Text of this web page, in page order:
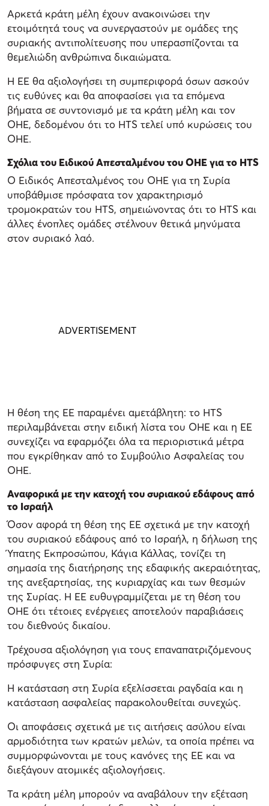
Αρκετά κράτη μέλη έχουν ανακοινώσει την
ετοιμότητά τους να συνεργαστούν με ομάδες της
συριακής αντιπολίτευσης που υπερασπίζονται τα
θεμελιώδη ανθρώπινα δικαιώματα.
Η ΕΕ θα αξιολογήσει τη συμπεριφορά όσων ασκούν
τις ευθύνες και θα αποφασίσει για τα επόμενα
βήματα σε συντονισμό με τα κράτη μέλη και τον
ΟΗΕ, δεδομένου ότι το HTS τελεί υπό κυρώσεις του
ΟΗΕ.
Σχόλια του Ειδικού Απεσταλμένου του ΟΗΕ για το HTS
Ο Ειδικός Απεσταλμένος του ΟΗΕ για τη Συρία
υποβάθμισε πρόσφατα τον χαρακτηρισμό
τρομοκρατών του HTS, σημειώνοντας ότι το HTS και
άλλες ένοπλες ομάδες στέλνουν θετικά μηνύματα
στον συριακό λαό.
Η θέση της ΕΕ παραμένει αμετάβλητη: το HTS
περιλαμβάνεται στην ειδική λίστα του ΟΗΕ και η ΕΕ
συνεχίζει να εφαρμόζει όλα τα περιοριστικά μέτρα
που εγκρίθηκαν από το Συμβούλιο Ασφαλείας του
ΟΗΕ.
Αναφορικά με την κατοχή του συριακού εδάφους από
το Ισραήλ
Όσον αφορά τη θέση της ΕΕ σχετικά με την κατοχή
του συριακού εδάφους από το Ισραήλ, η δήλωση της
Ύπατης Εκπροσώπου, Κάγια Κάλλας, τονίζει τη
σημασία της διατήρησης της εδαφικής ακεραιότητας,
της ανεξαρτησίας, της κυριαρχίας και των θεσμών
της Συρίας. Η ΕΕ ευθυγραμμίζεται με τη θέση του
ΟΗΕ ότι τέτοιες ενέργειες αποτελούν παραβιάσεις
του διεθνούς δικαίου.
Τρέχουσα αξιολόγηση για τους επαναπατριζόμενους
πρόσφυγες στη Συρία:
Η κατάσταση στη Συρία εξελίσσεται ραγδαία και η
κατάσταση ασφαλείας παρακολουθείται συνεχώς.
Οι αποφάσεις σχετικά με τις αιτήσεις ασύλου είναι
αρμοδιότητα των κρατών μελών, τα οποία πρέπει να
συμμορφώνονται με τους κανόνες της ΕΕ και να
διεξάγουν ατομικές αξιολογήσεις.
Τα κράτη μέλη μπορούν να αναβάλουν την εξέταση